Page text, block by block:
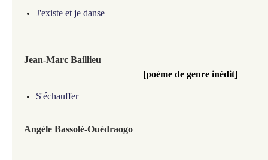
J'existe et je danse
Jean-Marc Baillieu
[poème de genre inédit]
S'échauffer
Angèle Bassolé-Ouédraogo